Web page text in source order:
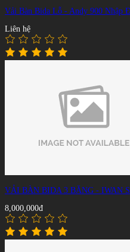
Vải Bàn Bida Lỗ - Andy 900 Nhập
Liên hệ
VẢI BÀN BIDA 3 BĂNG - IWAN
8,000,000đ